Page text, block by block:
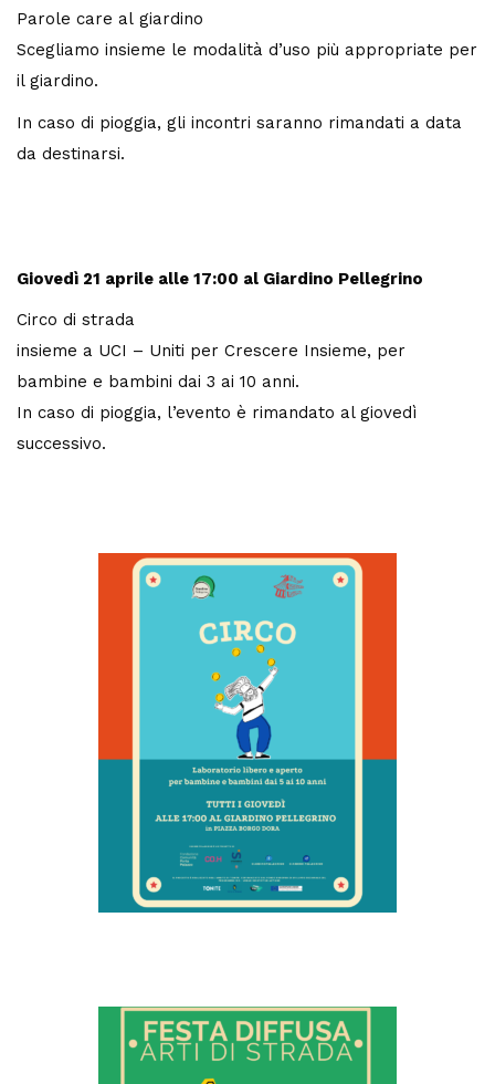
Parole care al giardino
Scegliamo insieme le modalità d’uso più appropriate per
il giardino.
In caso di pioggia, gli incontri saranno rimandati a data
da destinarsi.
Giovedì 21 aprile alle 17:00 al Giardino Pellegrino
Circo di strada
insieme a UCI – Uniti per Crescere Insieme, per
bambine e bambini dai 3 ai 10 anni.
In caso di pioggia, l’evento è rimandato al giovedì
successivo.